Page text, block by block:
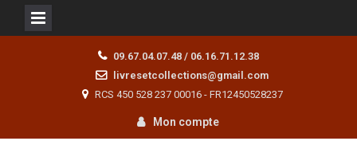
09.67.04.07.48 / 06.16.71.12.38
livresetcollections@gmail.com
RCS 450 528 237 00016 - FR12450528237
Mon compte